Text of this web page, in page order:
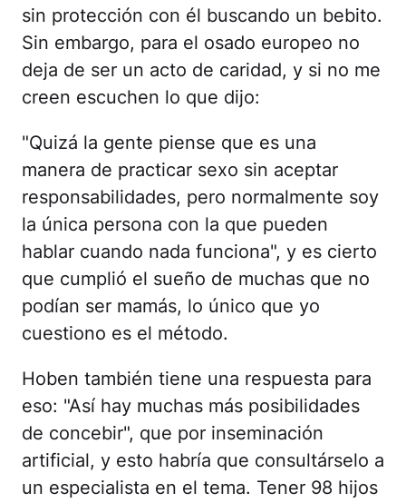
sin protección con él buscando un bebito.
Sin embargo, para el osado europeo no
deja de ser un acto de caridad, y si no me
creen escuchen lo que dijo:
"Quizá la gente piense que es una
manera de practicar sexo sin aceptar
responsabilidades, pero normalmente soy
la única persona con la que pueden
hablar cuando nada funciona", y es cierto
que cumplió el sueño de muchas que no
podían ser mamás, lo único que yo
cuestiono es el método.
Hoben también tiene una respuesta para
eso: "Así hay muchas más posibilidades
de concebir", que por inseminación
artificial, y esto habría que consultárselo a
un especialista en el tema. Tener 98 hijos